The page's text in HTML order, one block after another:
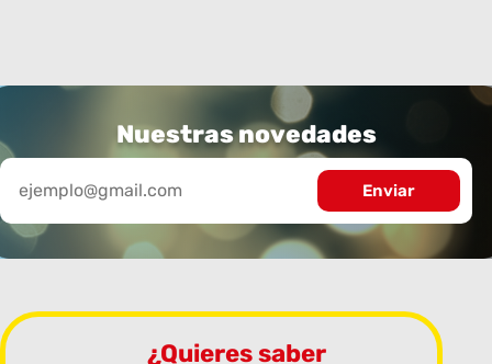
Nuestras novedades
¿Quieres saber